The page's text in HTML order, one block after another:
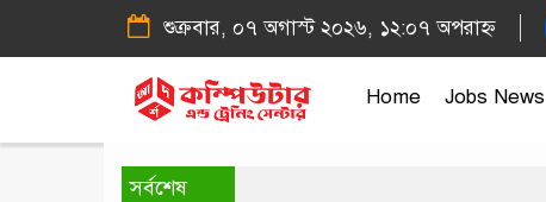
শুক্রবার, ০৭ অগাস্ট ২০২৬, ১২:০৭ অপরাহ্ন
Home Jobs News
সর্বশেষ